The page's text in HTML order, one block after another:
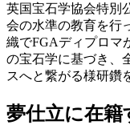
英国宝石学協会特別
会の水準の教育を行
織でFGAディプロマ
の宝石学に基づき、
スへと繋がる様研鑽
夢仕立に在